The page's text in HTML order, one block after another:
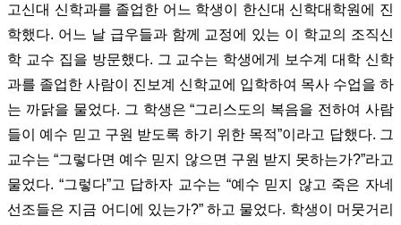
고신대 신학과를 졸업한 어느 학생이 한신대 신학대학원에 진
학했다. 어느 날 급우들과 함께 교정에 있는 이 학교의 조직신
학 교수 집을 방문했다. 그 교수는 학생에게 보수계 대학 신학
과를 졸업한 사람이 진보계 신학교에 입학하여 목사 수업을 하
는 까닭을 물었다. 그 학생은 “그리스도의 복음을 전하여 사람
들이 예수 믿고 구원 받도록 하기 위한 목적”이라고 답했다. 그
교수는 “그렇다면 예수 믿지 않으면 구원 받지 못하는가?”라고
물었다. “그렇다”고 답하자 교수는 “예수 믿지 않고 죽은 자네
선조들은 지금 어디에 있는가?” 하고 물었다. 학생이 머뭇거리